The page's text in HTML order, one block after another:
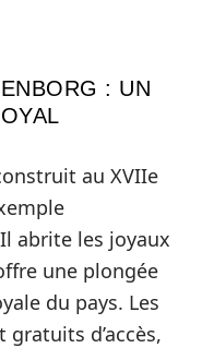
: UN
au XVIIe
abrite les joyaux
une plongée
du pays. Les
d’accès,